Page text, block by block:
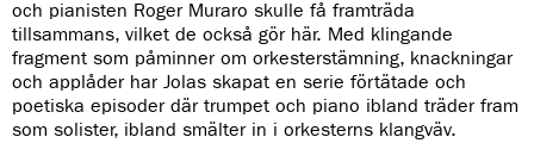
och pianisten Roger Muraro skulle få framträda
tillsammans, vilket de också gör här. Med klingande
fragment som påminner om orkesterstämning, knackningar
och applåder har Jolas skapat en serie förtätade och
poetiska episoder där trumpet och piano ibland träder fram
som solister, ibland smälter in i orkesterns klangväv.